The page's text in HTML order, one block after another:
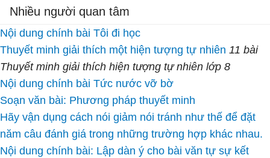
Nhiều người quan tâm
Nội dung chính bài Tôi đi học
Thuyết minh giải thích một hiện tượng tự nhiên 11 bài
Thuyết minh giải thích hiện tượng tự nhiên lớp 8
Nội dung chính bài Tức nước vỡ bờ
Soạn văn bài: Phương pháp thuyết minh
Hãy vận dụng cách nói giảm nói tránh như thế để đặt
năm câu đánh giá trong những trường hợp khác nhau.
Nội dung chính bài: Lập dàn ý cho bài văn tự sự kết